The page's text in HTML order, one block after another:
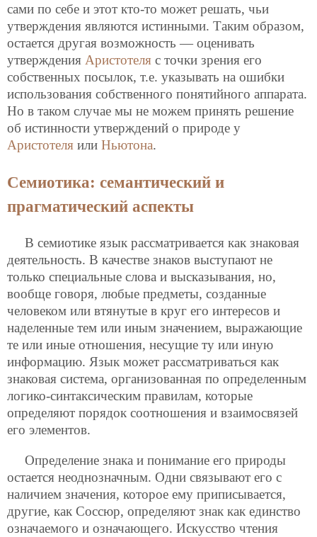
сами по себе и этот кто-то может решать, чьи
утверждения являются истинными. Таким образом,
остается другая возможность — оценивать
утверждения Аристотеля с точки зрения его
собственных посылок, т.е. указывать на ошибки
использования собственного понятийного аппарата.
Но в таком случае мы не можем принять решение
об истинности утверждений о природе у
Аристотеля или Ньютона.
Семиотика: семантический и
прагматический аспекты
В семиотике язык рассматривается как знаковая
деятельность. В качестве знаков выступают не
только специальные слова и высказывания, но,
вообще говоря, любые предметы, созданные
человеком или втянутые в круг его интересов и
наделенные тем или иным значением, выражающие
те или иные отношения, несущие ту или иную
информацию. Язык может рассматриваться как
знаковая система, организованная по определенным
логико-синтаксическим правилам, которые
определяют порядок соотношения и взаимосвязей
его элементов.
Определение знака и понимание его природы
остается неоднозначным. Одни связывают его с
наличием значения, которое ему приписывается,
другие, как Соссюр, определяют знак как единство
означаемого и означающего. Искусство чтения